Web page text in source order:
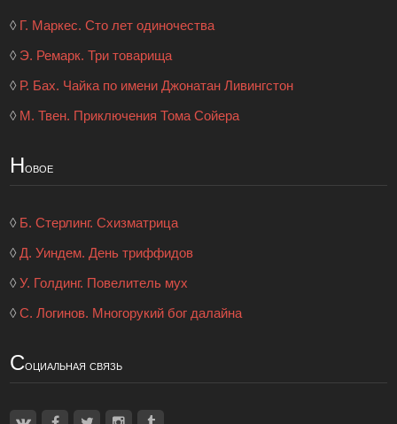
◊ Г. Маркес. Сто лет одиночества
◊ Э. Ремарк. Три товарища
◊ Р. Бах. Чайка по имени Джонатан Ливингстон
◊ М. Твен. Приключения Тома Сойера
Новое
◊ Б. Стерлинг. Схизматрица
◊Д. Уиндем. День триффидов
◊У. Голдинг. Повелитель мух
◊С. Логинов. Многорукий бог далайна
Социальная связь